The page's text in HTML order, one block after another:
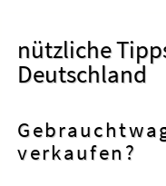
nützliche
Deutschland
verkaufen?